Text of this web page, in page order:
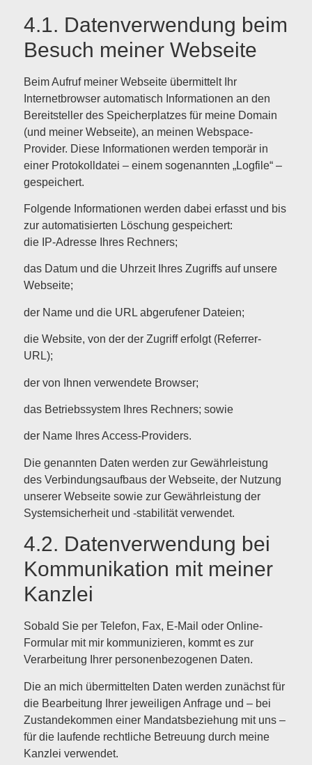
4.1. Datenverwendung beim
Besuch meiner Webseite
Beim Aufruf meiner Webseite übermittelt Ihr
Internetbrowser automatisch Informationen an den
Bereitsteller des Speicherplatzes für meine Domain
(und meiner Webseite), an meinen Webspace-
Provider. Diese Informationen werden temporär in
einer Protokolldatei – einem sogenannten „Logfile“ –
gespeichert.
Folgende Informationen werden dabei erfasst und bis
zur automatisierten Löschung gespeichert:
die IP-Adresse Ihres Rechners;
das Datum und die Uhrzeit Ihres Zugriffs auf unsere
Webseite;
der Name und die URL abgerufener Dateien;
die Website, von der der Zugriff erfolgt (Referrer-
URL);
der von Ihnen verwendete Browser;
das Betriebssystem Ihres Rechners; sowie
der Name Ihres Access-Providers.
Die genannten Daten werden zur Gewährleistung
des Verbindungsaufbaus der Webseite, der Nutzung
unserer Webseite sowie zur Gewährleistung der
Systemsicherheit und -stabilität verwendet.
4.2. Datenverwendung bei
Kommunikation mit meiner
Kanzlei
Sobald Sie per Telefon, Fax, E-Mail oder Online-
Formular mit mir kommunizieren, kommt es zur
Verarbeitung Ihrer personenbezogenen Daten.
Die an mich übermittelten Daten werden zunächst für
die Bearbeitung Ihrer jeweiligen Anfrage und – bei
Zustandekommen einer Mandatsbeziehung mit uns –
für die laufende rechtliche Betreuung durch meine
Kanzlei verwendet.